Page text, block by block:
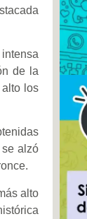
de la
alto los
alzó
alto